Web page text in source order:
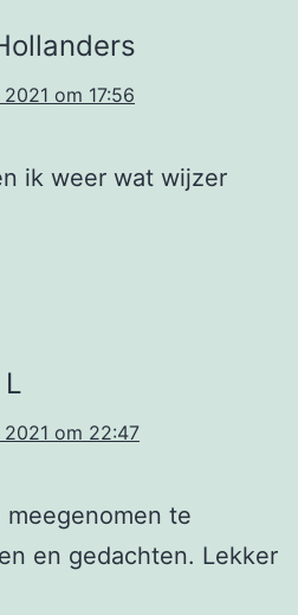
om 17:56
ik weer wat wijzer
2021 om 22:47
te
en gedachten. Lekker